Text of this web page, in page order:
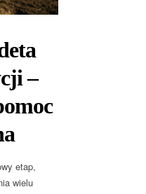
–
etap,
wielu